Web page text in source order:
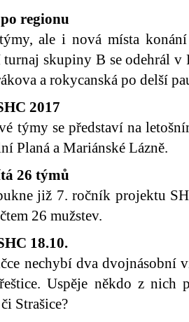
regionu
ale i nová místa
skupiny B se odehrál v
a rokycanská po delší
2017
týmy se představí na
Planá a Mariánské Lázně.
26 týmů
již 7. ročník projektu
26 mužstev.
18.10.
nechybí dva dvojnásobní
Uspěje někdo z nich
Strašice?